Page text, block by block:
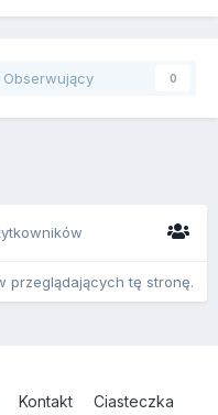
Obserwujący 0
przeglądających tę stronę.
Kontakt Ciasteczka